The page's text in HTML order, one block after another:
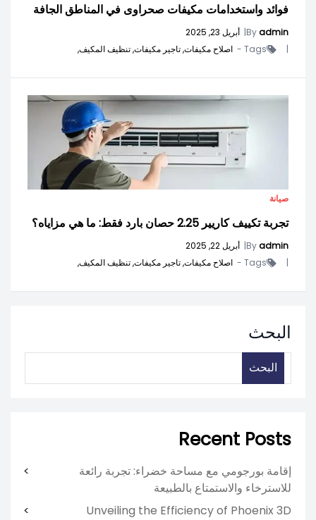
فوائد واستخدامات مكيفات صحراوى في المناطق الجافة
Byadmin
| أبريل 23, 2025
|
Tags - اصلاح مكيفات,تاجير مكيفات,تنظيف المكيف,
صيانة
تجربة تكييف كاريير 2.25 حصان بارد فقط: ما هي مزاياه؟
Byadmin
| أبريل 22, 2025
|
Tags - اصلاح مكيفات,تاجير مكيفات,تنظيف المكيف,
البحث
البحث
Recent Posts
إقامة بورجومي مع مساحة خضراء: تجربة رائعة
للاسترخاء والاستمتاع بالطبيعة
Unveiling the Efficiency of Phoenix 3D